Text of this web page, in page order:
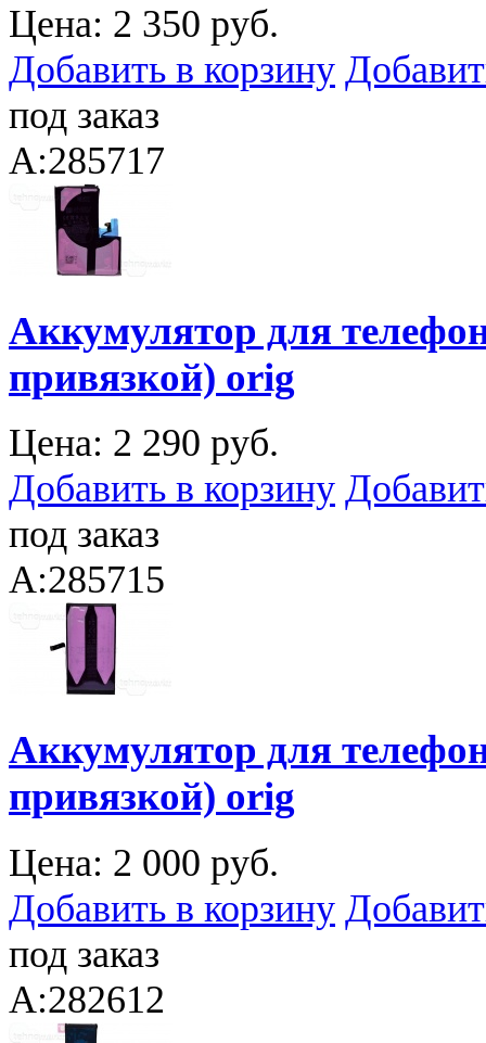
Цена: 2 350 руб.
Добавить в корзину
под заказ
A:285717
Аккумулятор для
привязкой) orig
Цена: 2 290 руб.
Добавить в корзину
под заказ
A:285715
Аккумулятор для
привязкой) orig
Цена: 2 000 руб.
Добавить в корзину
под заказ
A:282612